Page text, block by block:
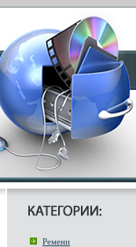
Ремени